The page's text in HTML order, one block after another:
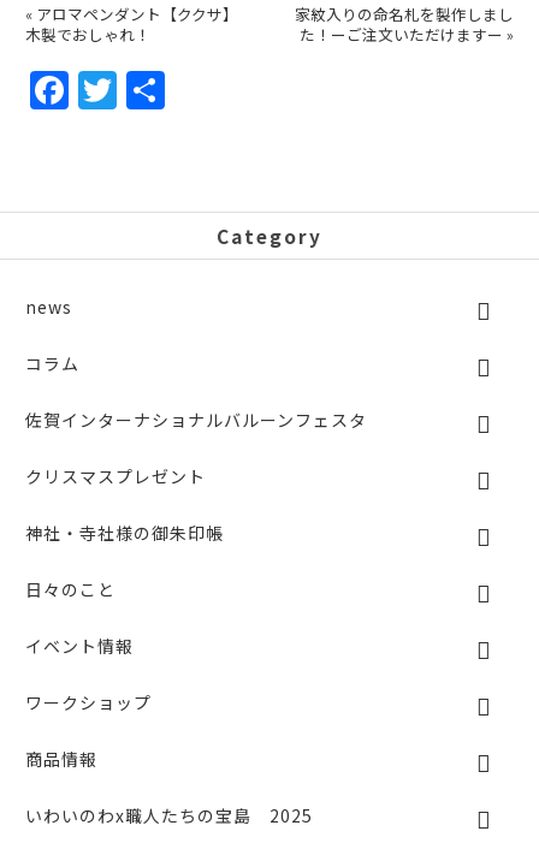
« アロマペンダント【ククサ】
木製でおしゃれ！
家紋入りの命名札を製作しまし
た！ーご注文いただけますー »
F
e
b
o
k
T
er
Category
news
コラム
佐賀インターナショナルバルーンフェスタ
クリスマスプレゼント
神社・寺社様の御朱印帳
日々のこと
イベント情報
ワークショップ
商品情報
いわいのわx職人たちの宝島 2025